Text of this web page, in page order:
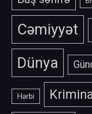
Cəmiyyət
Dünya
Hərbi